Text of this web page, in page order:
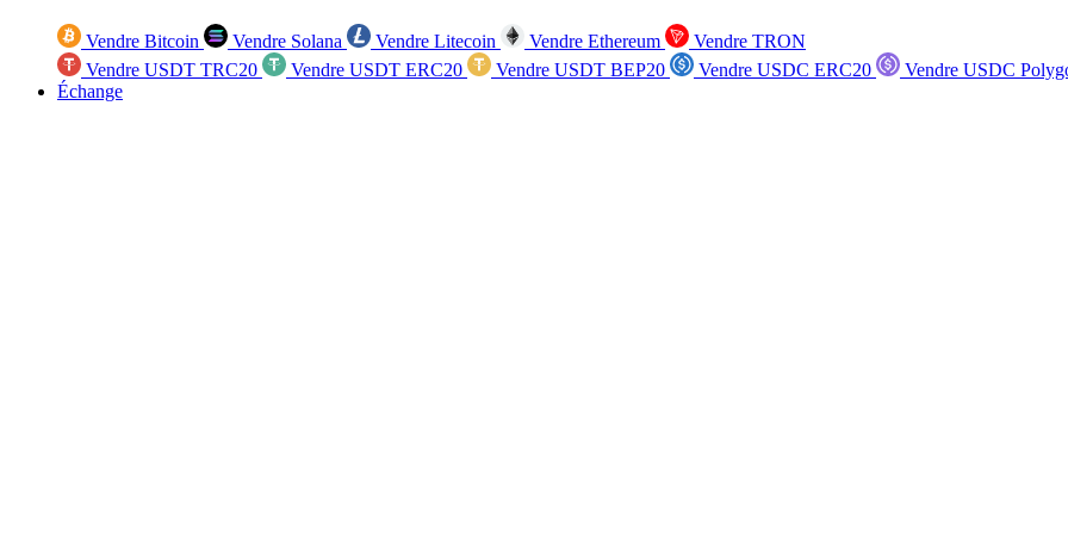
Vendre Bitcoin Vendre Solana Vendre Litecoin Vendre Ethereum
Vendre TRON
Vendre USDT TRC20
Vendre USDT ERC20 Vendre USDT BEP20 Vendre USDC ERC20
Vendre USDC
Échange